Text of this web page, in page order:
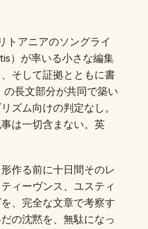
トアニアのソングライ
）が率いる小さな編集
そして証拠とともに書
長文部分が共同で築い
ズム向けの判定なし。
は一切含まない。英
作る前に十日間そのレ
ィーヴンス、ユスティ
、完全な文章で考察す
の沈黙を、無駄になっ